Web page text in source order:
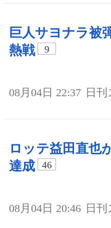
巨人サヨナラ被
熱戦
9
08月04日 22:37 日
ロッテ益田直也
達成
46
08月04日 20:46 日